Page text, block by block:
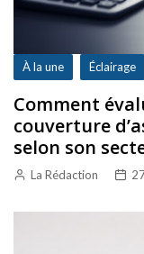
À la une Éclairage
Comment
couverture
selon son
La Rédaction